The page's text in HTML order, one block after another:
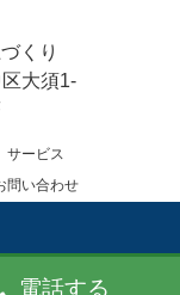
くり
大須1-
サービス
問い合わせ
電話する